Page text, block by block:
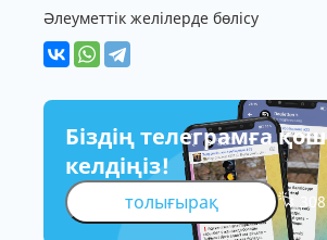
Әлеуметтік желілерде бөлісу
Біздің телеграмға қош
келдіңіз!
толығырақ 308